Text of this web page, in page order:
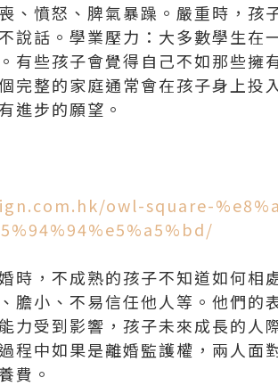
、憤怒、脾氣暴躁。嚴重時，孩
說話。學業壓力：大多數學生在
有些孩子會覺得自己不如那些擁
完整的家庭通常會在孩子身上投
進步的願望。
owl-square-
時，不成熟的孩子不知道如何相
膽小、不易信任他人等。他們的
力受到影響，孩子未來成長的人
程中如果是離婚監護權，兩人面
費。